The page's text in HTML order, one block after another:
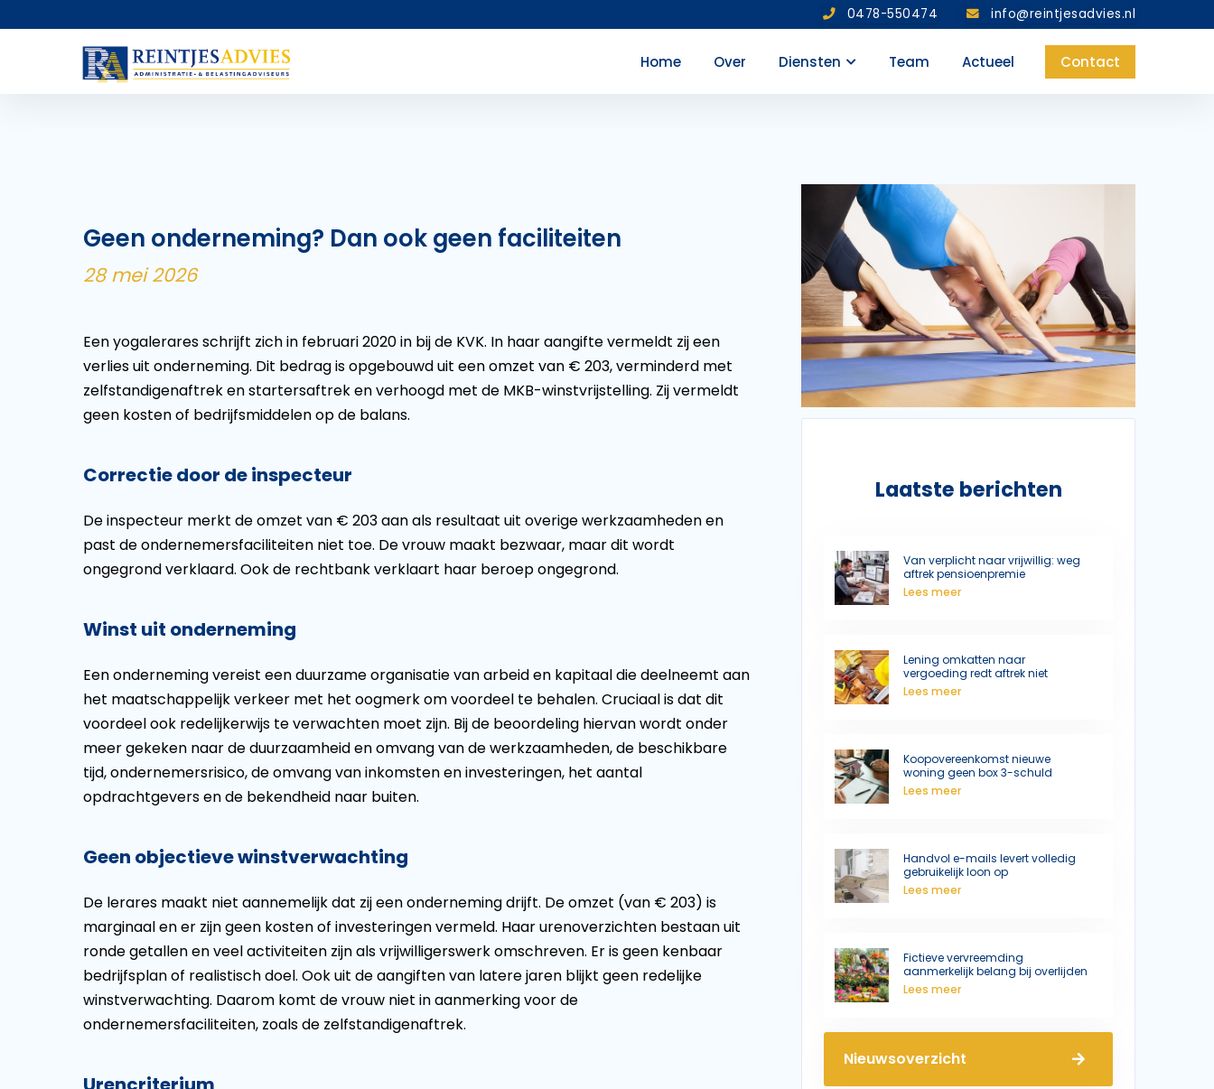
0478-550474 info@reintjesadvies.nl
Home Over Diensten Team Actueel Contact
Geen onderneming? Dan ook geen faciliteiten
28 mei 2026
Een yogalerares schrijft zich in februari 2020 in bij de KVK. In haar aangifte vermeldt zij een
verlies uit onderneming. Dit bedrag is opgebouwd uit een omzet van € 203, verminderd met
zelfstandigenaftrek en startersaftrek en verhoogd met de MKB-winstvrijstelling. Zij vermeldt
geen kosten of bedrijfsmiddelen op de balans.
Correctie door de inspecteur
De inspecteur merkt de omzet van € 203 aan als resultaat uit overige werkzaamheden en
past de ondernemersfaciliteiten niet toe. De vrouw maakt bezwaar, maar dit wordt
ongegrond verklaard. Ook de rechtbank verklaart haar beroep ongegrond.
Winst uit onderneming
Een onderneming vereist een duurzame organisatie van arbeid en kapitaal die deelneemt aan
het maatschappelijk verkeer met het oogmerk om voordeel te behalen. Cruciaal is dat dit
voordeel ook redelijkerwijs te verwachten moet zijn. Bij de beoordeling hiervan wordt onder
meer gekeken naar de duurzaamheid en omvang van de werkzaamheden, de beschikbare
tijd, ondernemersrisico, de omvang van inkomsten en investeringen, het aantal
opdrachtgevers en de bekendheid naar buiten.
Geen objectieve winstverwachting
De lerares maakt niet aannemelijk dat zij een onderneming drijft. De omzet (van € 203) is
marginaal en er zijn geen kosten of investeringen vermeld. Haar urenoverzichten bestaan uit
ronde getallen en veel activiteiten zijn als vrijwilligerswerk omschreven. Er is geen kenbaar
bedrijfsplan of realistisch doel. Ook uit de aangiften van latere jaren blijkt geen redelijke
winstverwachting. Daarom komt de vrouw niet in aanmerking voor de
ondernemersfaciliteiten, zoals de zelfstandigenaftrek.
Laatste berichten
Van verplicht naar vrijwillig: weg
aftrek pensioenpremie
Lees meer
Lening omkatten naar
vergoeding redt aftrek niet
Lees meer
Koopovereenkomst nieuwe
woning geen box 3-schuld
Lees meer
Handvol e-mails levert volledig
gebruikelijk loon op
Lees meer
Fictieve vervreemding
aanmerkelijk belang bij overlijden
Lees meer
Nieuwsoverzicht